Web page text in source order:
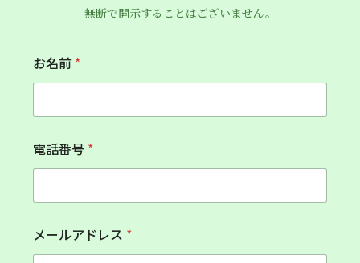
無断で開示することはございません。
お名前 *
電話番号 *
問
い
メールアドレス *